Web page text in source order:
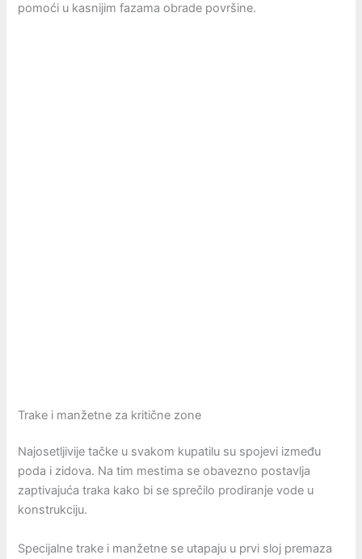
pomoći u kasnijim fazama obrade površine.
Trake i manžetne za kritične zone
Najosetljivije tačke u svakom kupatilu su spojevi između
poda i zidova. Na tim mestima se obavezno postavlja
zaptivajuća traka kako bi se sprečilo prodiranje vode u
konstrukciju.
Specijalne trake i manžetne se utapaju u prvi sloj premaza